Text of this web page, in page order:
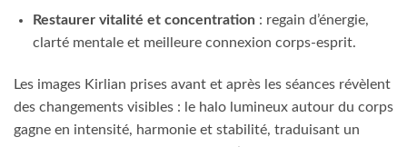
Restaurer vitalité et concentration : regain d’énergie,
clarté mentale et meilleure connexion corps‑esprit.
Les images Kirlian prises avant et après les séances révèlent
des changements visibles : le halo lumineux autour du corps
gagne en intensité, harmonie et stabilité, traduisant un